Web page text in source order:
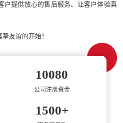
户提供放心的售后服务、让客户体验真
友谊的开始！
10080
公司注册资金
1500+